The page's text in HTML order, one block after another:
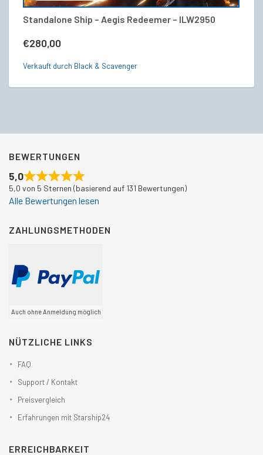
Standalone Ship – Aegis Redeemer – ILW2950
€280,00
Verkauft durch Black & Scavenger
BEWERTUNGEN
5,0
5,0 von 5 Sternen (basierend auf 131 Bewertungen)
Alle Bewertungen lesen
ZAHLUNGSMETHODEN
Auch ohne Anmeldung möglich
NÜTZLICHE LINKS
FAQ
Support / Kontakt
Preisvergleich
Erfahrungen mit Starship24
ERREICHBARKEIT